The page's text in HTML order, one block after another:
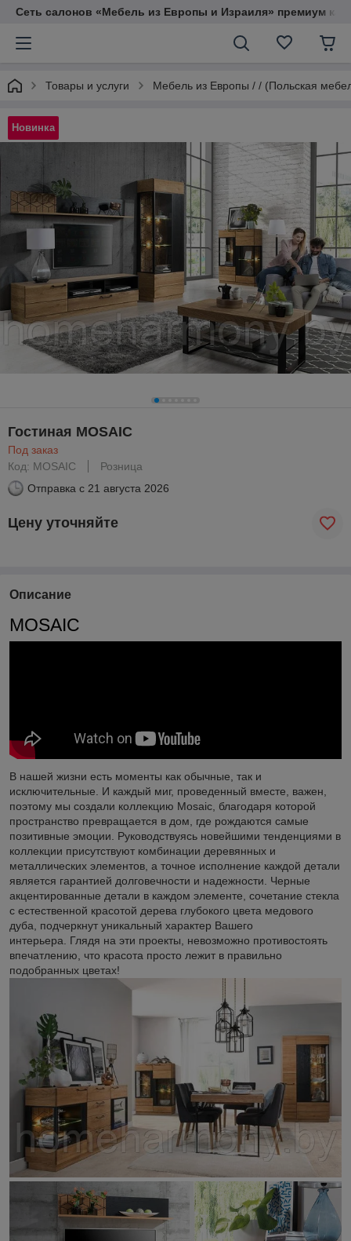
Сеть салонов «Мебель из Европы и Израиля» премиум
Товары и услуги Мебель из Европы / / (Польская
Новинка
Гостиная MOSAIC
Под заказ
Код: MOSAIC
Розница
Отправка с 21 августа 2026
Цену уточняйте
Описание
MOSAIC
В нашей жизни есть моменты как обычные, так и
исключительные. И каждый миг, проведенный вместе, важен,
поэтому мы создали коллекцию Mosaic, благодаря которой
пространство превращается в дом, где рождаются самые
позитивные эмоции. Руководствуясь новейшими тенденциями в
коллекции присутствуют комбинации деревянных и
металлических элементов, а точное исполнение каждой детали
является гарантией долговечности и надежности. Черные
акцентированные детали в каждом элементе, сочетание стекла
с естественной красотой дерева глубокого цвета медового
дуба, подчеркнут уникальный характер Вашего
интерьера. Глядя на эти проекты, невозможно противостоять
впечатлению, что красота просто лежит в правильно
подобранных цветах!